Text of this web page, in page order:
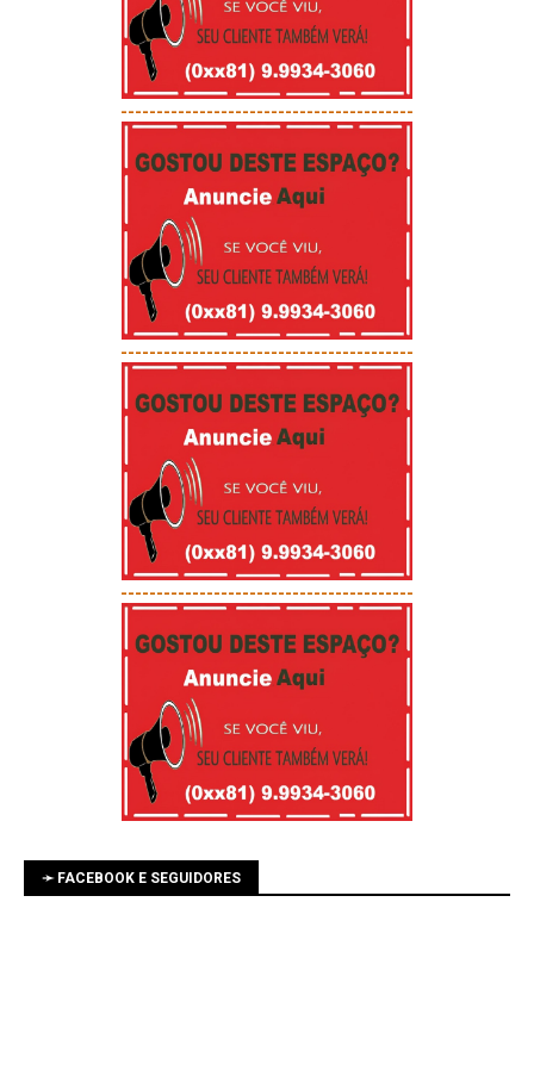
-----------------------------------------
-----------------------------------------
-----------------------------------------
➛ FACEBOOK E SEGUIDORES